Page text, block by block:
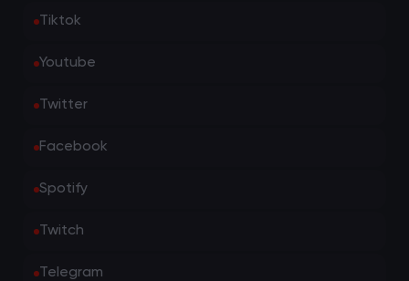
Tiktok
Youtube
Twitter
Facebook
Spotify
Twitch
Telegram